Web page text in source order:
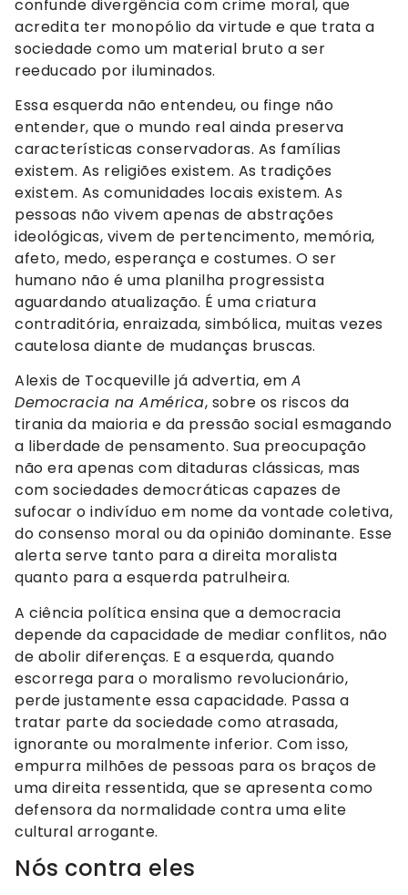
confunde divergência com crime moral, que
acredita ter monopólio da virtude e que trata a
sociedade como um material bruto a ser
reeducado por iluminados.
Essa esquerda não entendeu, ou finge não
entender, que o mundo real ainda preserva
características conservadoras. As famílias
existem. As religiões existem. As tradições
existem. As comunidades locais existem. As
pessoas não vivem apenas de abstrações
ideológicas, vivem de pertencimento, memória,
afeto, medo, esperança e costumes. O ser
humano não é uma planilha progressista
aguardando atualização. É uma criatura
contraditória, enraizada, simbólica, muitas vezes
cautelosa diante de mudanças bruscas.
Alexis de Tocqueville já advertia, em A
Democracia na América, sobre os riscos da
tirania da maioria e da pressão social esmagando
a liberdade de pensamento. Sua preocupação
não era apenas com ditaduras clássicas, mas
com sociedades democráticas capazes de
sufocar o indivíduo em nome da vontade coletiva,
do consenso moral ou da opinião dominante. Esse
alerta serve tanto para a direita moralista
quanto para a esquerda patrulheira.
A ciência política ensina que a democracia
depende da capacidade de mediar conflitos, não
de abolir diferenças. E a esquerda, quando
escorrega para o moralismo revolucionário,
perde justamente essa capacidade. Passa a
tratar parte da sociedade como atrasada,
ignorante ou moralmente inferior. Com isso,
empurra milhões de pessoas para os braços de
uma direita ressentida, que se apresenta como
defensora da normalidade contra uma elite
cultural arrogante.
Nós contra eles